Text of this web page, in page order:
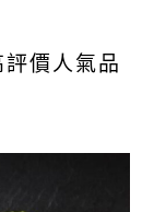
評價人氣品